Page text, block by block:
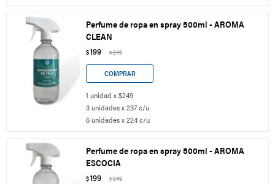
Perfume de ropa en spray 500ml - AROMA
CLEAN
$199 $249
1 unidad x $249
3 unidades x 237 c/u
6 unidades x 224 c/u
Perfume de ropa en spray 500ml - AROMA
ESCOCIA
$199 $249